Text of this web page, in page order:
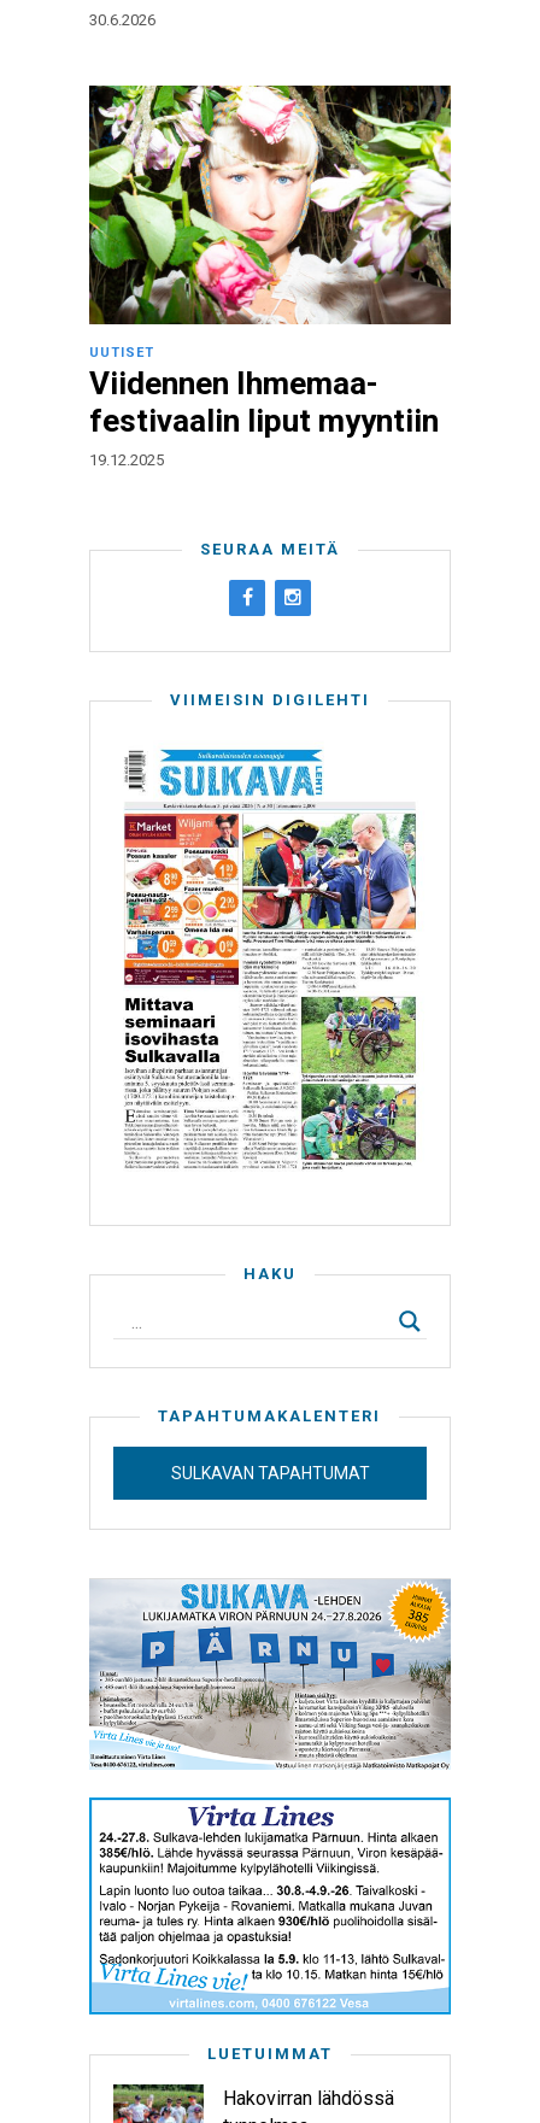
30.6.2026
UUTISET
Viidennen Ihmemaa-
festivaalin liput myyntiin
19.12.2025
SEURAA MEITÄ
VIIMEISIN DIGILEHTI
HAKU
TAPAHTUMAKALENTERI
SULKAVAN TAPAHTUMAT
LUETUIMMAT
Hakovirran lähdössä